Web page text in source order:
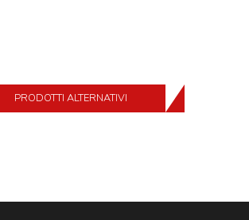
PRODOTTI ALTERNATIVI